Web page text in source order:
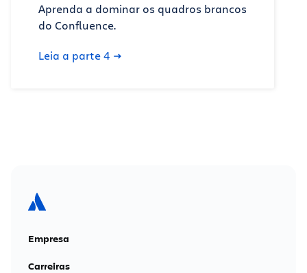
Aprenda a dominar os quadros brancos
do Confluence.
Leia a parte 4
Empresa
Carreiras